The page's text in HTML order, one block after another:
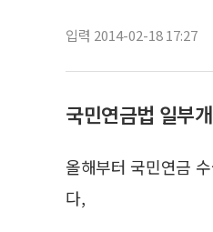
입력 2014-02-18 17:27
국민연금법 일부
올해부터 국민연금
다,